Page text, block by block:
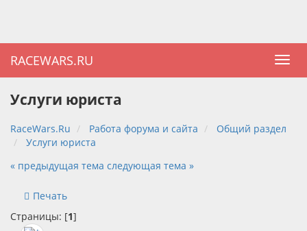
RACEWARS.RU
Услуги юриста
RaceWars.Ru Работа форума и сайта
Общий раздел
Услуги юриста
« предыдущая тема следующая тема »
Печать
Страницы: [1]